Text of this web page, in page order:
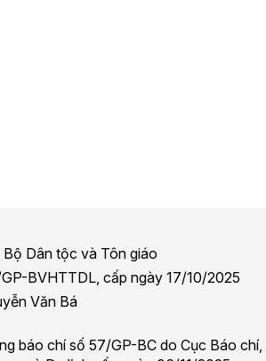
Bộ Dân tộc và Tôn giáo
BVHTTDL, cấp ngày 17/10/2025
Văn Bá
báo chí số 57/GP-BC do Cục Báo chí,